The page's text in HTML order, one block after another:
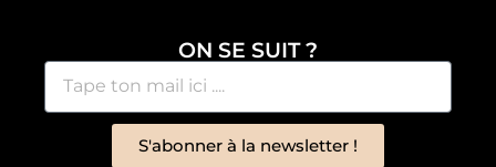
ON SE SUIT ?
S'abonner à la newsletter !